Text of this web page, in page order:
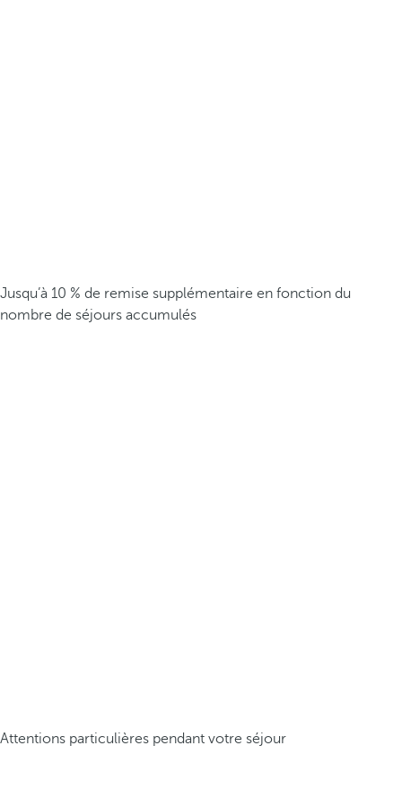
Jusqu’à 10 % de remise supplémentaire en fonction du
nombre de séjours accumulés
Attentions particulières pendant votre séjour